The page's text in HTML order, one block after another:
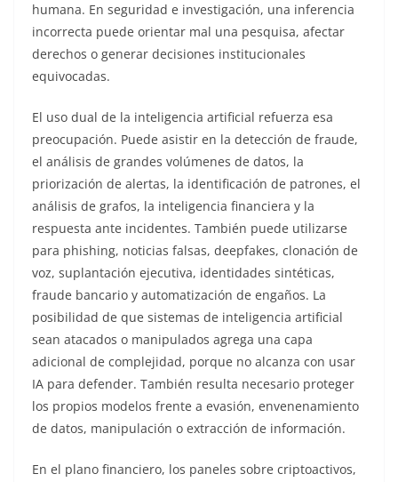
humana. En seguridad e investigación, una inferencia
incorrecta puede orientar mal una pesquisa, afectar
derechos o generar decisiones institucionales
equivocadas.
El uso dual de la inteligencia artificial refuerza esa
preocupación. Puede asistir en la detección de fraude,
el análisis de grandes volúmenes de datos, la
priorización de alertas, la identificación de patrones, el
análisis de grafos, la inteligencia financiera y la
respuesta ante incidentes. También puede utilizarse
para phishing, noticias falsas, deepfakes, clonación de
voz, suplantación ejecutiva, identidades sintéticas,
fraude bancario y automatización de engaños. La
posibilidad de que sistemas de inteligencia artificial
sean atacados o manipulados agrega una capa
adicional de complejidad, porque no alcanza con usar
IA para defender. También resulta necesario proteger
los propios modelos frente a evasión, envenenamiento
de datos, manipulación o extracción de información.
En el plano financiero, los paneles sobre criptoactivos,